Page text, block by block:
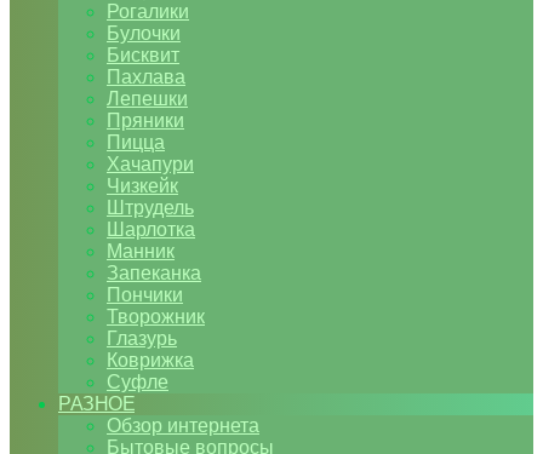
Рогалики
Булочки
Бисквит
Пахлава
Лепешки
Пряники
Пицца
Хачапури
Чизкейк
Штрудель
Шарлотка
Манник
Запеканка
Пончики
Творожник
Глазурь
Коврижка
Суфле
РАЗНОЕ
Обзор интернета
Бытовые вопросы